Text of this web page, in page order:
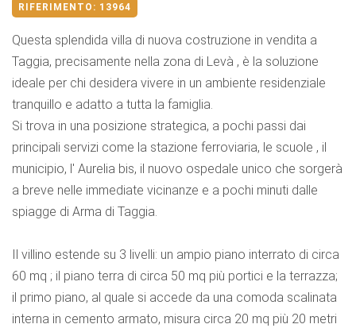
RIFERIMENTO: 13964
Questa splendida villa di nuova costruzione in vendita a
Taggia, precisamente nella zona di Levà , è la soluzione
ideale per chi desidera vivere in un ambiente residenziale
tranquillo e adatto a tutta la famiglia.
Si trova in una posizione strategica, a pochi passi dai
principali servizi come la stazione ferroviaria, le scuole , il
municipio, l' Aurelia bis, il nuovo ospedale unico che sorgerà
a breve nelle immediate vicinanze e a pochi minuti dalle
spiagge di Arma di Taggia.
Il villino estende su 3 livelli: un ampio piano interrato di circa
60 mq ; il piano terra di circa 50 mq più portici e la terrazza;
il primo piano, al quale si accede da una comoda scalinata
interna in cemento armato, misura circa 20 mq più 20 metri